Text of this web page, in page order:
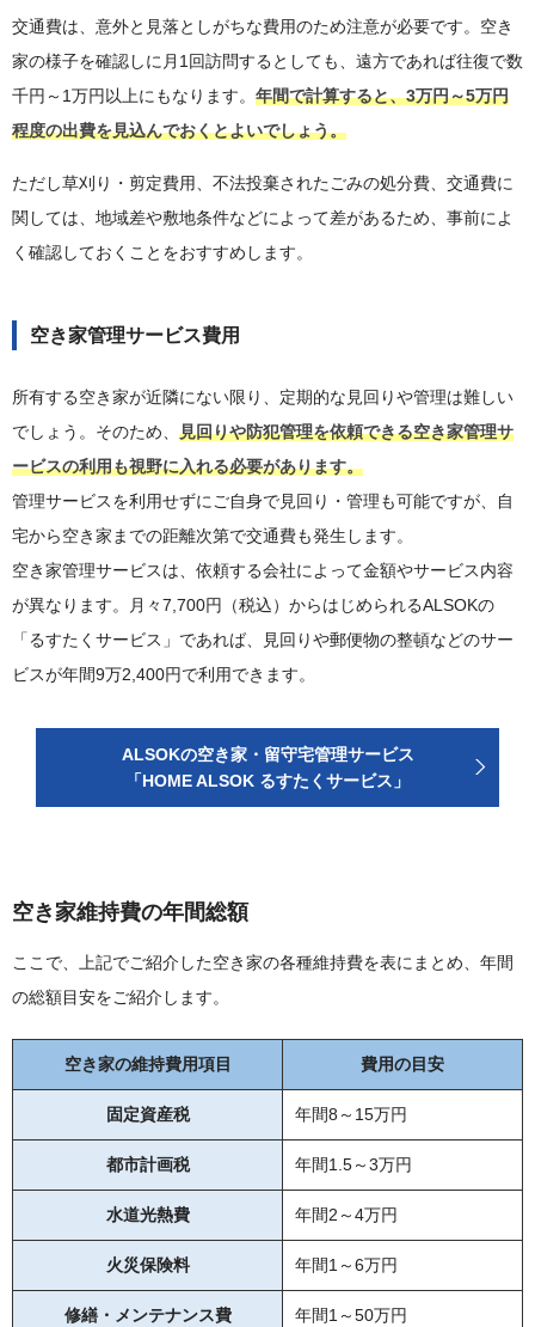
交通費は、意外と見落としがちな費用のため注意が必要です。空き
家の様子を確認しに月1回訪問するとしても、遠方であれば往復で数
千円～1万円以上にもなります。 年間で計算すると、3万円～5万円
程度の出費を見込んでおくとよいでしょう。
ただし草刈り・剪定費用、不法投棄されたごみの処分費、交通費に
関しては、地域差や敷地条件などによって差があるため、事前によ
く確認しておくことをおすすめします。
空き家管理サービス費用
所有する空き家が近隣にない限り、定期的な見回りや管理は難しい
でしょう。そのため、 見回りや防犯管理を依頼できる空き家管理サ
ービスの利用も視野に入れる必要があります。
管理サービスを利用せずにご自身で見回り・管理も可能ですが、自
宅から空き家までの距離次第で交通費も発生します。
空き家管理サービスは、依頼する会社によって金額やサービス内容
が異なります。月々7,700円（税込）からはじめられるALSOKの
「るすたくサービス」であれば、見回りや郵便物の整頓などのサー
ビスが年間9万2,400円で利用できます。
ALSOKの空き家・留守宅管理サービス
「HOME ALSOK るすたくサービス」
空き家維持費の年間総額
ここで、上記でご紹介した空き家の各種維持費を表にまとめ、年間
の総額目安をご紹介します。
空き家の維持費用項目 費用の目安
固定資産税 年間8～15万円
都市計画税 年間1.5～3万円
水道光熱費 年間2～4万円
火災保険料 年間1～6万円
修繕・メンテナンス費 年間1～50万円